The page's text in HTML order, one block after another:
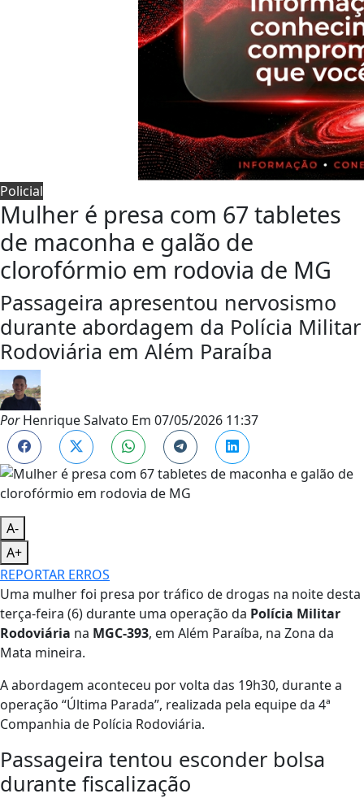
Policial
Mulher é presa com 67 tabletes
de maconha e galão de
clorofórmio em rodovia de MG
Passageira apresentou nervosismo
durante abordagem da Polícia Militar
Rodoviária em Além Paraíba
PorHenrique Salvato Em 07/05/2026 11:37
A-
A+
REPORTAR ERROS
Uma mulher foi presa por tráfico de drogas na noite desta
terça-feira (6) durante uma operação da Polícia Militar
Rodoviária na MGC-393, em Além Paraíba, na Zona da
Mata mineira.
A abordagem aconteceu por volta das 19h30, durante a
operação “Última Parada”, realizada pela equipe da 4ª
Companhia de Polícia Rodoviária.
Passageira tentou esconder bolsa
durante fiscalização